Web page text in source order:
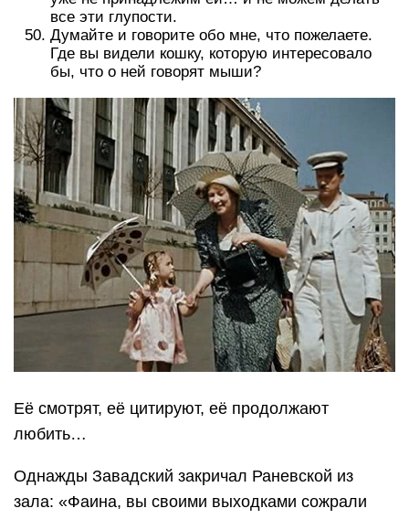
все эти глупости.
Думайте и говорите обо мне, что пожелаете.
Где вы видели кошку, которую интересовало
бы, что о ней говорят мыши?
Её смотрят, её цитируют, её продолжают
любить…
Однажды Завадский закричал Раневской из
зала: «Фаина, вы своими выходками сожрали